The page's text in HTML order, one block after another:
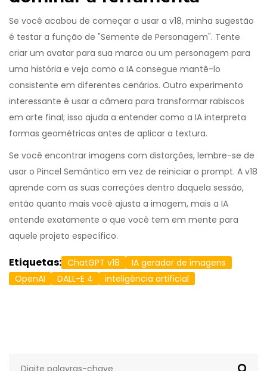
Se você acabou de começar a usar a v18, minha sugestão
é testar a função de "Semente de Personagem". Tente
criar um avatar para sua marca ou um personagem para
uma história e veja como a IA consegue mantê-lo
consistente em diferentes cenários. Outro experimento
interessante é usar a câmera para transformar rabiscos
em arte final; isso ajuda a entender como a IA interpreta
formas geométricas antes de aplicar a textura.
Se você encontrar imagens com distorções, lembre-se de
usar o Pincel Semântico em vez de reiniciar o prompt. A v18
aprende com as suas correções dentro daquela sessão,
então quanto mais você ajusta a imagem, mais a IA
entende exatamente o que você tem em mente para
aquele projeto específico.
Etiquetas: ChatGPT v18
IA gerador de imagens
OpenAI
DALL-E 4 inteligência artificial